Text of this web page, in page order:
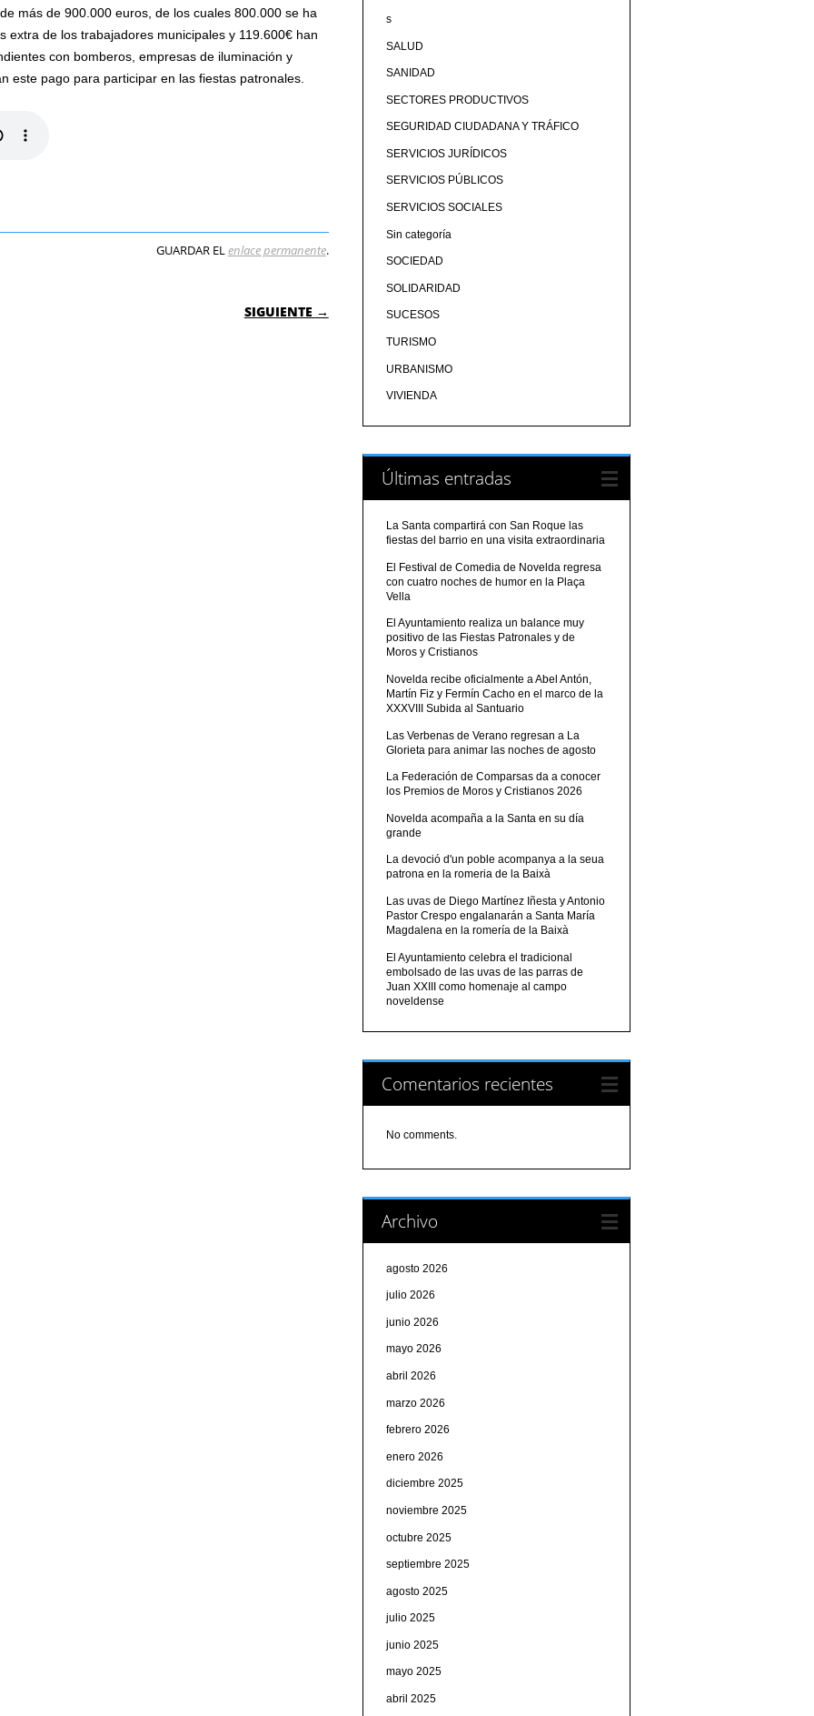
más de 900.000 euros, de los cuales 800.000 se ha
extra de los trabajadores municipales y 119.600€ han
con bomberos, empresas de iluminación y
este pago para participar en las fiestas patronales.
GUARDAR ELenlace permanente.
SIGUIENTE →
s
SALUD
SANIDAD
SECTORES PRODUCTIVOS
SEGURIDAD CIUDADANA Y TRÁFICO
SERVICIOS JURÍDICOS
SERVICIOS PÚBLICOS
SERVICIOS SOCIALES
Sin categoría
SOCIEDAD
SOLIDARIDAD
SUCESOS
TURISMO
URBANISMO
VIVIENDA
Últimas entradas
La Santa compartirá con San Roque las
fiestas del barrio en una visita extraordinaria
El Festival de Comedia de Novelda regresa
con cuatro noches de humor en la Plaça
Vella
El Ayuntamiento realiza un balance muy
positivo de las Fiestas Patronales y de
Moros y Cristianos
Novelda recibe oficialmente a Abel Antón,
Martín Fiz y Fermín Cacho en el marco de la
XXXVIII Subida al Santuario
Las Verbenas de Verano regresan a La
Glorieta para animar las noches de agosto
La Federación de Comparsas da a conocer
los Premios de Moros y Cristianos 2026
Novelda acompaña a la Santa en su día
grande
La devoció d'un poble acompanya a la seua
patrona en la romeria de la Baixà
Las uvas de Diego Martínez Iñesta y Antonio
Pastor Crespo engalanarán a Santa María
Magdalena en la romería de la Baixà
El Ayuntamiento celebra el tradicional
embolsado de las uvas de las parras de
Juan XXIII como homenaje al campo
noveldense
Comentarios recientes
No comments.
Archivo
agosto 2026
julio 2026
junio 2026
mayo 2026
abril 2026
marzo 2026
febrero 2026
enero 2026
diciembre 2025
noviembre 2025
octubre 2025
septiembre 2025
agosto 2025
julio 2025
junio 2025
mayo 2025
abril 2025